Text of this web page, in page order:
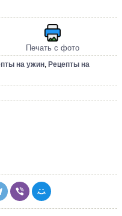
Печать с фото
на ужин, Рецепты на